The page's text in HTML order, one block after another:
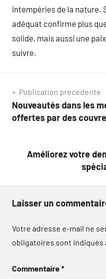
intempéries de la nature.
adéquat confirme plus
solide, mais aussi une
suivre.
Navigation
de
Publication précédente
Nouveautés dans les
offertes par des
Améliorez votre
Laisser un
Votre adresse e-mail ne
obligatoires sont indiqués
Commentaire*